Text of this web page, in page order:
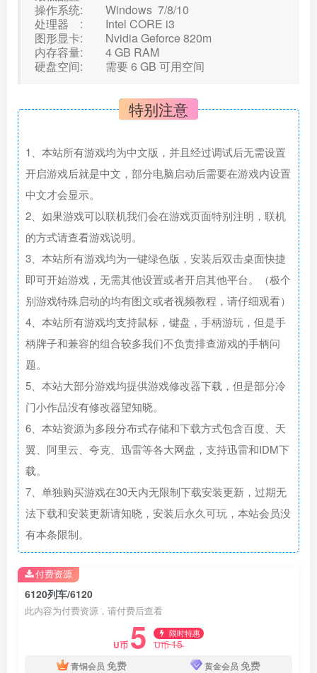
操作系统: Windows 7/8/10
处理器 : Intel CORE i3
图形显卡: Nvidia Geforce 820m
内存容量: 4 GB RAM
硬盘空间: 需要 6 GB 可用空间
特别注意
1、本站所有游戏均为中文版，并且经过调试后无需设置
开启游戏后就是中文，部分电脑启动后需要在游戏内设置
中文才会显示。
2、如果游戏可以联机我们会在游戏页面特别注明，联机
的方式请查看游戏说明。
3、本站所有游戏均为一键绿色版，安装后双击桌面快捷
即可开始游戏，无需其他设置或者开启其他平台。（极个
别游戏特殊启动的均有图文或者视频教程，请仔细观看）
4、本站所有游戏均支持鼠标，键盘，手柄游玩，但是手
柄牌子和兼容的组合较多我们不负责排查游戏的手柄问
题。
5、本站大部分游戏均提供游戏修改器下载，但是部分冷
门小作品没有修改器望知晓。
6、本站资源为多段分布式存储和下载方式包含百度、天
翼、阿里云、夸克、迅雷等各大网盘，支持迅雷和IDM下
载。
7、单独购买游戏在30天内无限制下载安装更新，过期无
法下载和安装更新请知晓，安装后永久可玩，本站会员没
有本条限制。
6120列车/6120
此内容为付费资源，请付费后查看
U币 5 限时特惠
U币15
青铜会员 免费 黄金会员 免费
付费资源